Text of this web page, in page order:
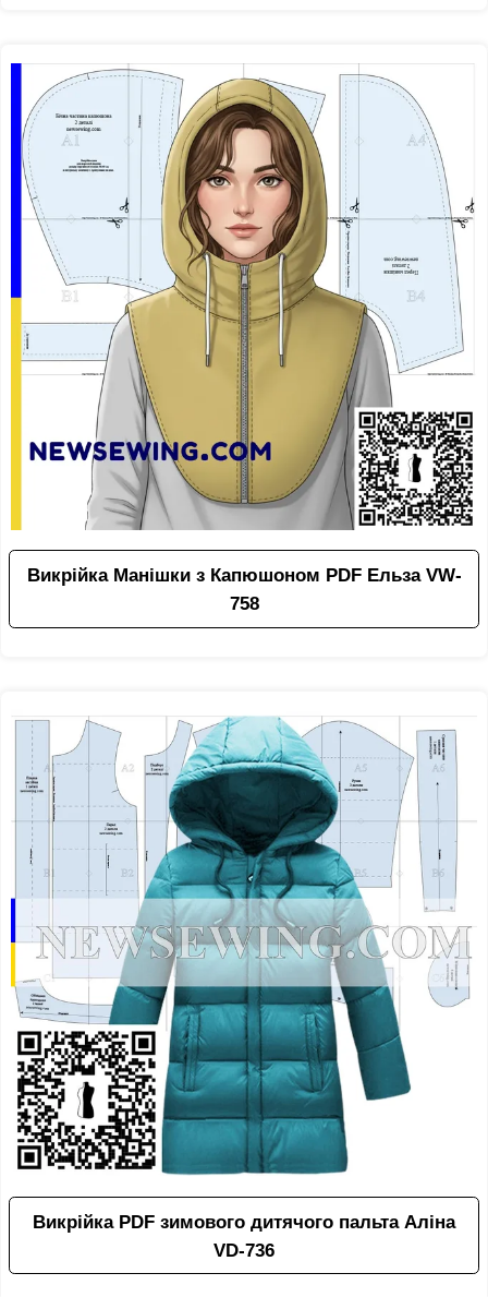
Викрійка Манішки з Капюшоном PDF Ельза VW-
758
Викрійка PDF зимового дитячого пальта Аліна
VD-736